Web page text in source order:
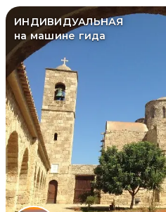
ИНДИВИДУАЛЬНАЯ
на машине гида